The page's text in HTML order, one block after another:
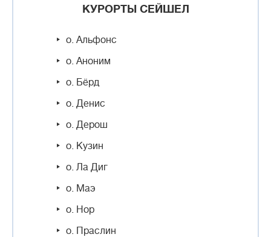
КУРОРТЫ СЕЙШЕЛ
о. Альфонс
о. Аноним
о. Бёрд
о. Денис
о. Дерош
о. Кузин
о. Ла Диг
о. Маэ
о. Нор
о. Праслин